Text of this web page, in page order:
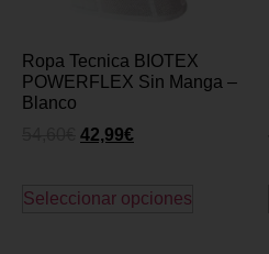
Ropa Tecnica BIOTEX
POWERFLEX Sin Manga –
Blanco
42,99€
Seleccionar opciones